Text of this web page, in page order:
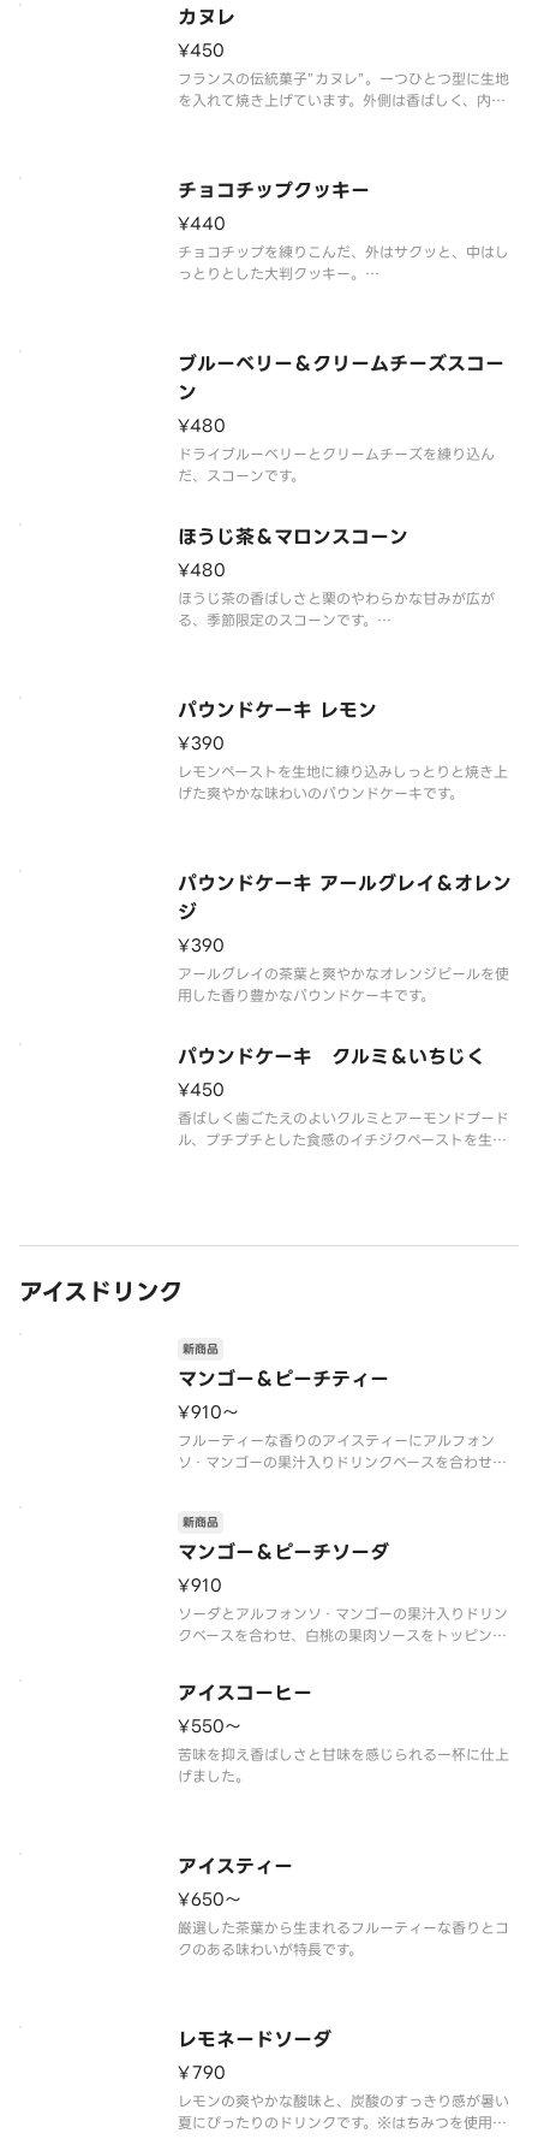
カヌレ
¥450
フランスの伝統菓子”カヌレ”。一つひとつ型に生地
を入れて焼き上げています。外側は香ばしく、内側
チョコチップクッキー
¥440
チョコチップを練りこんだ、外はサクッと、中はし
っとりとした大判クッキー。
ブルーベリー＆クリームチーズスコー
ン
¥480
ドライブルーベリーとクリームチーズを練り込ん
だ、スコーンです。
ほうじ茶＆マロンスコーン
¥480
ほうじ茶の香ばしさと栗のやわらかな甘みが広が
る、季節限定のスコーンです。
ときにぴったりです。
パウンドケーキ レモン
¥390
レモンペーストを生地に練り込みしっとりと焼き上
げた爽やかな味わいのパウンドケーキです。
パウンドケーキ アールグレイ＆オレン
ジ
¥390
アールグレイの茶葉と爽やかなオレンジピールを使
用した香り豊かなパウンドケーキです。
パウンドケーキ クルミ＆いちじく
¥450
香ばしく歯ごたえのよいクルミとアーモンドプード
ル、プチプチとした食感のイチジクペーストを生地
アイスドリンク
マンゴー＆ピーチティー
新商品
¥910〜
フルーティーな香りのアイスティーにアルフォン
ソ・マンゴーの果汁入りドリンクベースを合わせ、
ンゴーの王様」と呼ばれるインド産のアルフォンソ
種マンゴーの甘い香り・酸味が引き
マンゴー＆ピーチソーダ
新商品
¥910
ソーダとアルフォンソ・マンゴーの果汁入りドリン
クベースを合わせ、白桃の果肉ソースをトッピング
飲み口に、「マンゴーの王様」と呼ばれるインド産
のアルフォンソ種マンゴーの甘い香り・酸味がバラ
ンスよく味わえます。白桃の芳醇
アイスコーヒー
¥550〜
苦味を抑え香ばしさと甘味を感じられる一杯に仕上
げました。
アイスティー
¥650〜
厳選した茶葉から生まれるフルーティーな香りとコ
クのある味わいが特長です。
レモネードソーダ
¥790
レモンの爽やかな酸味と、炭酸のすっきり感が暑い
夏にぴったりのドリンクです。※はちみつを使用し